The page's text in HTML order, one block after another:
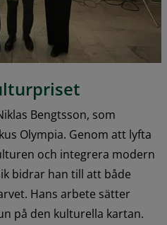
Bengtsson, som
Olympia. Genom att lyfta
och integrera modern
bidrar han till att både
Hans arbete sätter
på den kulturella kartan.